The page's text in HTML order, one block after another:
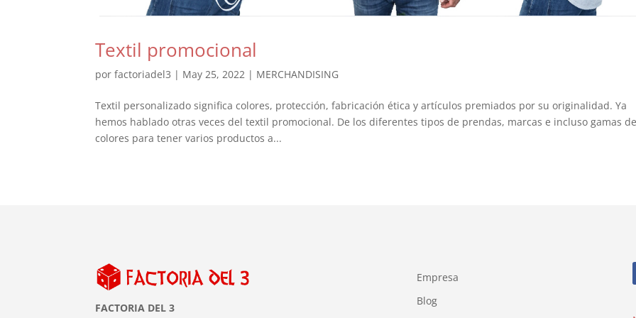
Textil promocional
porfactoriadel3 | May 25, 2022 | MERCHANDISING
Textil personalizado significa colores, protección, fabricación ética y artículos premiados por su originalidad. Ya
hemos hablado otras veces del textil promocional. De los diferentes tipos de prendas, marcas e incluso gamas
colores para tener varios productos a...
FACTORIA DEL 3
Empresa
Blog